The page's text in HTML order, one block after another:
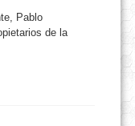
Pablo
de la